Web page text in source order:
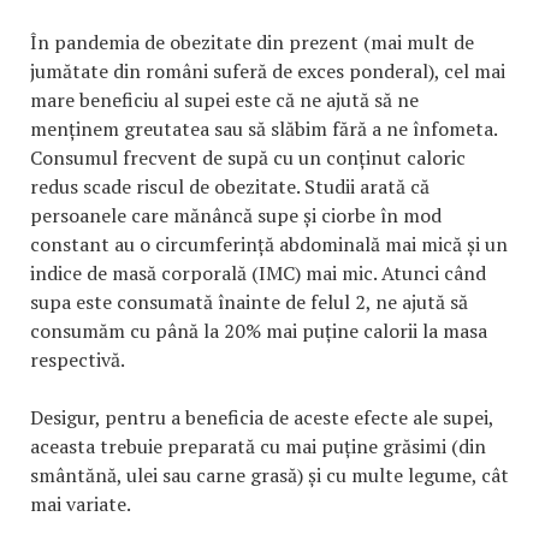
În pandemia de obezitate din prezent (mai mult de
jumătate din români suferă de exces ponderal), cel mai
mare beneficiu al supei este că ne ajută să ne
menținem greutatea sau să slăbim fără a ne înfometa.
Consumul frecvent de supă cu un conținut caloric
redus scade riscul de obezitate. Studii arată că
persoanele care mănâncă supe și ciorbe în mod
constant au o circumferință abdominală mai mică și un
indice de masă corporală (IMC) mai mic. Atunci când
supa este consumată înainte de felul 2, ne ajută să
consumăm cu până la 20% mai puține calorii la masa
respectivă.
Desigur, pentru a beneficia de aceste efecte ale supei,
aceasta trebuie preparată cu mai puține grăsimi (din
smântănă, ulei sau carne grasă) și cu multe legume, cât
mai variate.